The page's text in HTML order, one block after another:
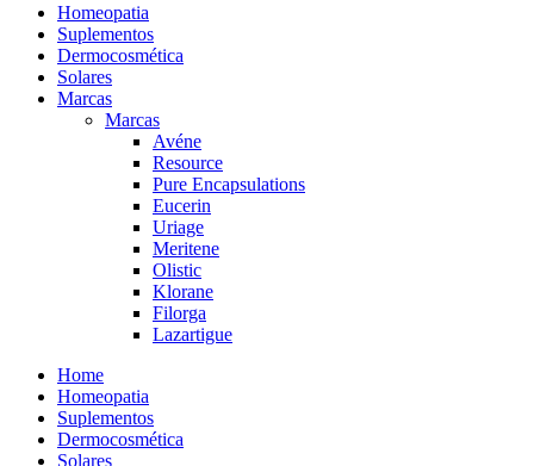
Homeopatia
Suplementos
Dermocosmética
Solares
Marcas
Marcas
Avéne
Resource
Pure Encapsulations
Eucerin
Uriage
Meritene
Olistic
Klorane
Filorga
Lazartigue
Home
Homeopatia
Suplementos
Dermocosmética
Solares